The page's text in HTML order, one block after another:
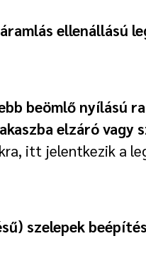
ellenállású
beömlő nyílású
elzáró vagy
itt jelentkezik a
szelepek